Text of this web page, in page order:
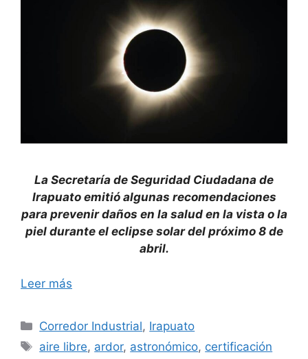
La Secretaría de Seguridad Ciudadana de
Irapuato emitió algunas recomendaciones
para prevenir daños en la salud en la vista o la
piel durante el eclipse solar del próximo 8 de
abril.
Leer más
Categorías
Corredor Industrial, Irapuato
Etiquetas
aire libre, ardor, astronómico, certificación